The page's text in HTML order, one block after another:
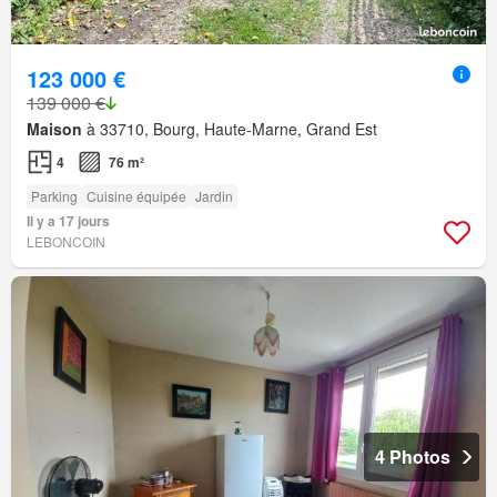
123 000 €
139 000 €
Maison à 33710, Bourg, Haute-Marne, Grand Est
4 76 m²
Parking Cuisine équipée Jardin
Il y a 17 jours
LEBONCOIN
4 Photos